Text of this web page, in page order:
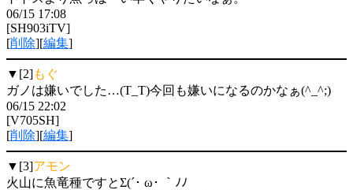
06/15 17:08
[SH903iTV]
[削除][編集]
▼[2]もぐ
ガノは嫌いでした…(T_T)今回も嫌いになるのかなぁ(^_^;)
06/15 22:02
[V705SH]
[削除][編集]
▼[3]アモン
火山に魚竜種ですとΣ(´･ ω･ ｀ﾉﾉ